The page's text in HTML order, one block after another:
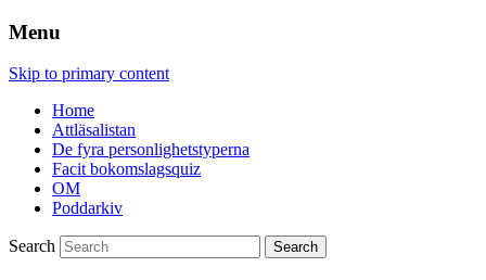
Menu
Skip to primary content
Home
Attläsalistan
De fyra personlighetstyperna
Facit bokomslagsquiz
OM
Poddarkiv
Search